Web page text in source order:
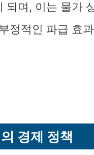
되며, 이는 물가
정적인 파급 효
경제 정책